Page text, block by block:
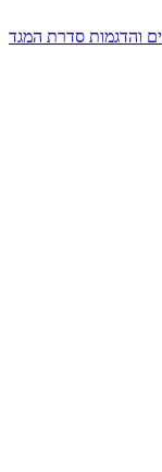
והדגמות סדרת המגד